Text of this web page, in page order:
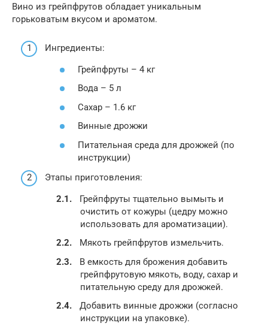
Вино из грейпфрутов обладает уникальным
горьковатым вкусом и ароматом.
Ингредиенты:
Грейпфруты – 4 кг
Вода – 5 л
Сахар – 1.6 кг
Винные дрожжи
Питательная среда для дрожжей (по
инструкции)
Этапы приготовления:
Грейпфруты тщательно вымыть и
очистить от кожуры (цедру можно
использовать для ароматизации).
Мякоть грейпфрутов измельчить.
В емкость для брожения добавить
грейпфрутовую мякоть, воду, сахар и
питательную среду для дрожжей.
Добавить винные дрожжи (согласно
инструкции на упаковке).